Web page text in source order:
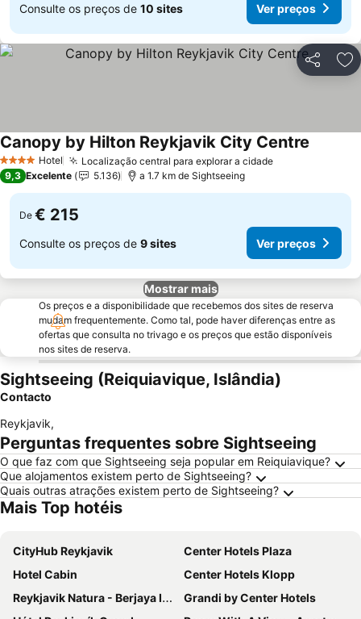
Consulte os preços de 10 sites Ver preços
Partilhar
4 EstrelasHotel Localização central para explorar a cidade
Canopy by Hilton Reykjavik City Centre
9,3 Excelente 5.136 a 1.7 km de Sightseeing
De € 215
Consulte os preços de 9 sites Ver preços
Mostrar mais
Os preços e a disponibilidade que recebemos dos sites de reserva
mudam frequentemente. Como tal, pode haver diferenças entre as
ofertas que consulta no trivago e os preços que estão disponíveis
nos sites de reserva.
Sightseeing (Reiquiavique, Islândia)
Contacto
Reykjavik,
Perguntas frequentes sobre Sightseeing
O que faz com que Sightseeing seja popular em Reiquiavique?
Que alojamentos existem perto de Sightseeing?
Quais outras atrações existem perto de Sightseeing?
Mais Top hotéis
CityHub Reykjavik
Center Hotels Plaza
Hotel Cabin
Center Hotels Klopp
Reykjavik Natura - Berjaya Iceland Hotels
Grandi by Center Hotels